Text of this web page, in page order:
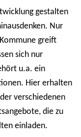
gestalten
Nur
greift
sich nur
u.a. ein
Hier erhalten
verschiedenen
die zu
einladen.